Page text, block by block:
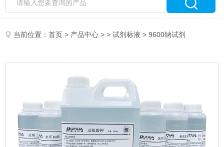
当前位置：首页 > 产品中心 > >试剂标液 > 9600钠试剂